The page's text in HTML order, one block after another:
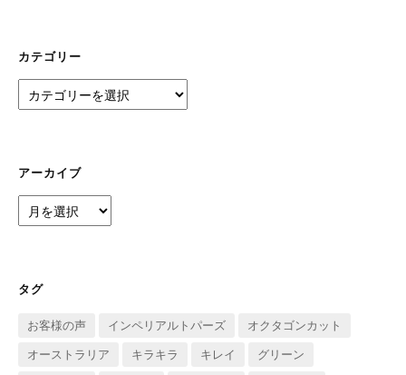
カテゴリー
テ
ー
アーカイブ
ー
ブ
タグ
お客様の声 インペリアルトパーズ
オクタゴンカット
オーストラリア
キラキラ キレイ グリーン